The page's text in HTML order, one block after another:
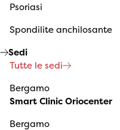
Psoriasi
Spondilite anchilosante
Sedi
Tutte le sedi
Bergamo
Smart Clinic Oriocenter
Bergamo